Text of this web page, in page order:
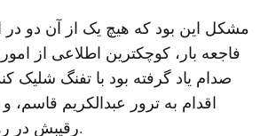
مشکل این بود که هیچ یک از آن دو
فاجعه بار، کوچکترین اطلاعی از
صدام یاد گرفته بود با تفنگ شلیک
اقدام به ترور عبدالکریم قاسم،
رقیبش در رهبری حزب بعث.